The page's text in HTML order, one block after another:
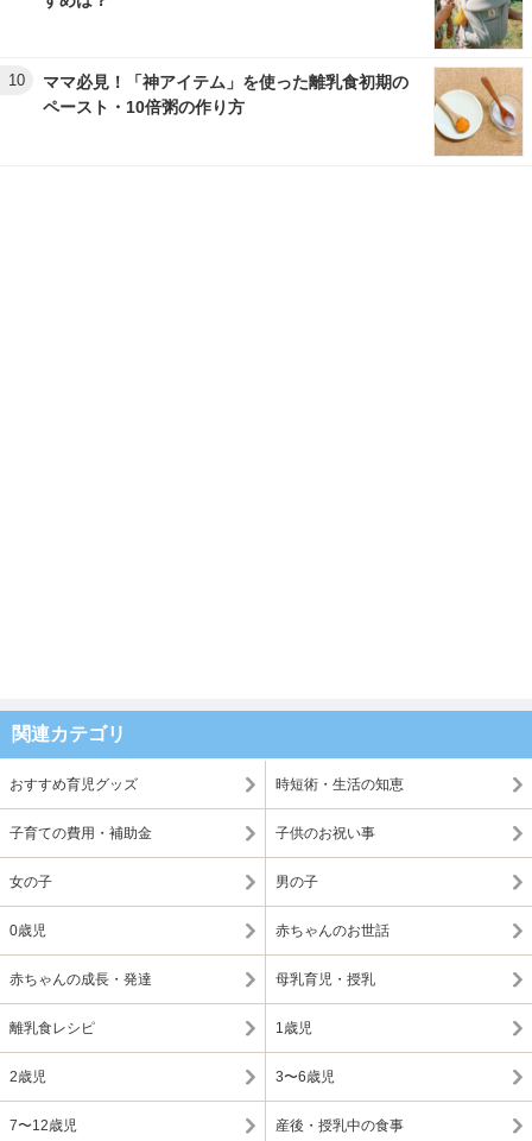
10
ママ必見！「神アイテム」を使った離乳食初期の
ペースト・10倍粥の作り方
関連カテゴリ
おすすめ育児グッズ 時短術・生活の知恵
子育ての費用・補助金 子供のお祝い事
女の子 男の子
0歳児 赤ちゃんのお世話
赤ちゃんの成長・発達 母乳育児・授乳
離乳食レシピ 1歳児
2歳児 3〜6歳児
7〜12歳児 産後・授乳中の食事